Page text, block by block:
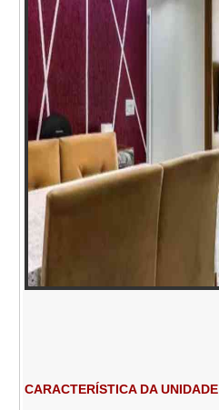
CARACTERÍSTICA DA UNIDADE